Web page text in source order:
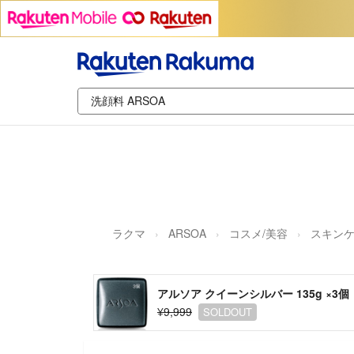
ラクマ ARSOA コスメ/美容 スキン
アルソア クイーンシルバー 135g ×3個
¥9,999
SOLDOUT